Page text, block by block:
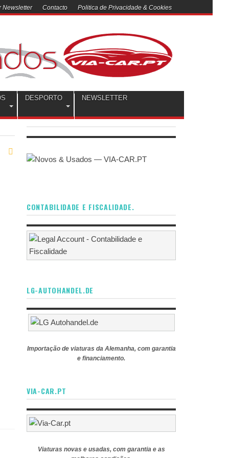
Newsletter Contacto Politica de Privacidade & Cookies
DESPORTO NEWSLETTER
CONTABILIDADE E FISCALIDADE.
LG-AUTOHANDEL.DE
Importação de viaturas da Alemanha, com garantia
e financiamento.
VIA-CAR.PT
Viaturas novas e usadas, com garantia e as